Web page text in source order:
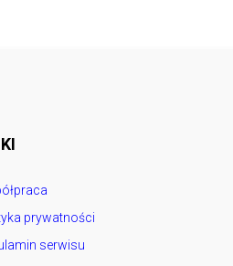
prywatności
serwisu